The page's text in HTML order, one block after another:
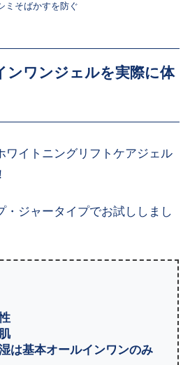
ミそばかすを防ぐ
ンワンジェルを実際に体
ワイトニングリフトケアジェル
・ジャータイプでお試ししまし
は基本オールインワンのみ